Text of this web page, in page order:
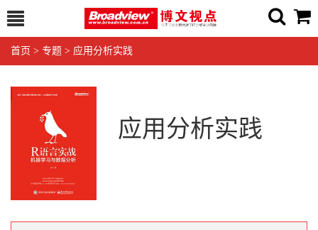
首页 > 专题 > 应用分析实践
应用分析实践